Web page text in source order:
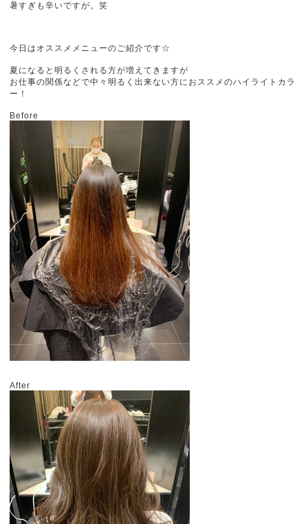
暑すぎも辛いですが。笑
今日はオススメメニューのご紹介です☆
夏になると明るくされる方が増えてきますが
お仕事の関係などで中々明るく出来ない方におススメのハイライトカラ
ー！
Before
After